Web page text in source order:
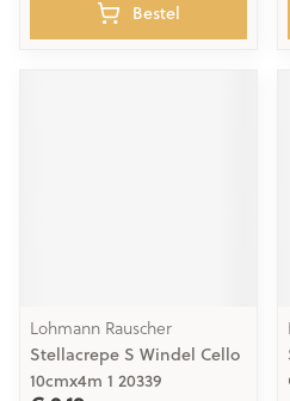
Bestel
Lohmann Rauscher
Stellacrepe S Windel Cello
10cmx4m 1 20339